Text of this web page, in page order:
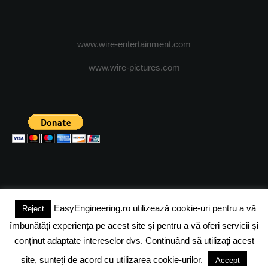
www.wire-entertainment.com
www.wire-pictures.com
(c) 2024 - FineEngineeringMagazine. All rights reserved.
DESPRE NOI ADVERTISING JOBS DESPRE COOKIES
POLITICA DE CONFIDENTIALITATE TERMENI SI CONDITII
Reject
EasyEngineering.ro utilizează cookie-uri pentru a vă
îmbunătăți experiența pe acest site și pentru a vă oferi servicii și
conținut adaptate intereselor dvs. Continuând să utilizați acest
site, sunteți de acord cu utilizarea cookie-urilor.
Accept